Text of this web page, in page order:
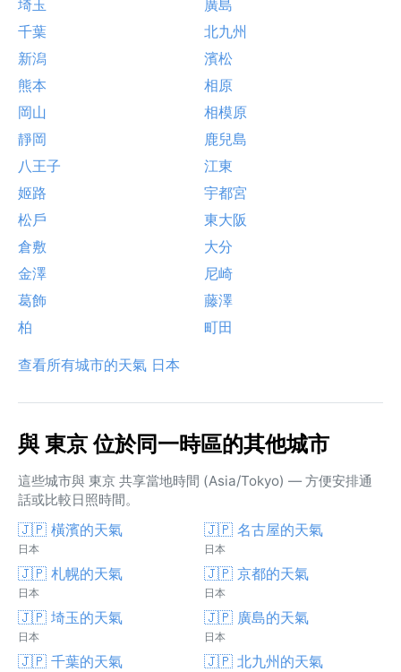
埼玉
廣島
千葉
北九州
新潟
濱松
熊本
相原
岡山
相模原
靜岡
鹿兒島
八王子
江東
姬路
宇都宮
松戶
東大阪
倉敷
大分
金澤
尼崎
葛飾
藤澤
柏
町田
查看所有城市的天氣 日本
與 東京 位於同一時區的其他城市
這些城市與 東京 共享當地時間 (Asia/Tokyo) — 方便安排通
話或比較日照時間。
🇯🇵 橫濱的天氣
日本
🇯🇵 名古屋的天氣
日本
🇯🇵 札幌的天氣
日本
🇯🇵 京都的天氣
日本
🇯🇵 埼玉的天氣
日本
🇯🇵 廣島的天氣
日本
🇯🇵 千葉的天氣 🇯🇵 北九州的天氣